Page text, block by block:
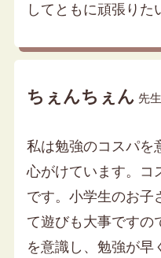
してともに頑張りた
ちぇんちぇん 先生
私は勉強のコスパを
心がけています。コ
です。小学生のお子
て遊びも大事ですの
を意識し、勉強が早